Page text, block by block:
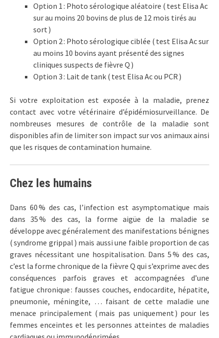
Option 1 : Photo sérologique aléatoire ( test Elisa Ac
sur au moins 20 bovins de plus de 12 mois tirés au
sort )
Option 2 : Photo sérologique ciblée ( test Elisa Ac sur
au moins 10 bovins ayant présenté des signes
cliniques suspects de fièvre Q )
Option 3 : Lait de tank ( test Elisa Ac ou PCR )
Si votre exploitation est exposée à la maladie, prenez
contact avec votre vétérinaire d’épidémiosurveillance. De
nombreuses mesures de contrôle de la maladie sont
disponibles afin de limiter son impact sur vos animaux ainsi
que les risques de contamination humaine.
Chez les humains
Dans 60 % des cas, l’infection est asymptomatique mais
dans 35 % des cas, la forme aigüe de la maladie se
développe avec généralement des manifestations bénignes
( syndrome grippal ) mais aussi une faible proportion de cas
graves nécessitant une hospitalisation. Dans 5 % des cas,
c’est la forme chronique de la fièvre Q qui s’exprime avec des
conséquences parfois graves et accompagnées d’une
fatigue chronique : fausses couches, endocardite, hépatite,
pneumonie, méningite, … faisant de cette maladie une
menace principalement ( mais pas uniquement ) pour les
femmes enceintes et les personnes atteintes de maladies